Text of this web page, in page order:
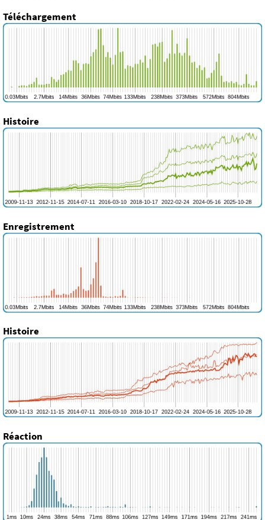
Téléchargement
Histoire
Enregistrement
Histoire
Réaction